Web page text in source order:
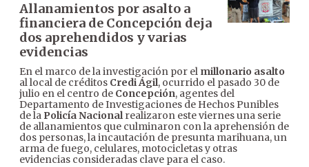
Allanamientos por asalto a
financiera de Concepción deja
dos aprehendidos y varias
evidencias
En el marco de la investigación por el millonario asalto
al local de créditos Credi Ágil, ocurrido el pasado 30 de
julio en el centro de Concepción, agentes del
Departamento de Investigaciones de Hechos Punibles
de la Policía Nacionalrealizaron este viernes una serie
de allanamientos que culminaron con la aprehensión de
dos personas, la incautación de presunta marihuana, un
arma de fuego, celulares, motocicletas y otras
evidencias consideradas clave para el caso.